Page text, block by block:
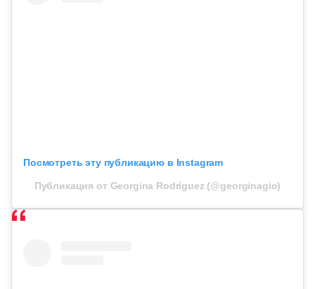
Посмотреть эту публикацию в Instagram
Публикация от Georgina Rodríguez (@georginagio)